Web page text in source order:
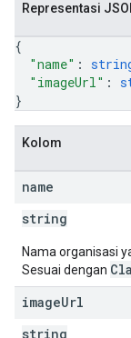
Representasi
{
"name" :
"imageUrl" :
}
Kolom
name
string
Nama organisasi
Sesuai dengan
imageUrl
string